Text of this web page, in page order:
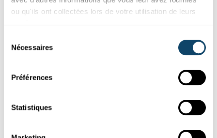
ou qu'ils ont collectées lors de votre utilisation de leurs
Nécessaires
Préférences
Statistiques
NOUVEAUTÉS EN SCIENCE
10 résultats captivants de la recherche au